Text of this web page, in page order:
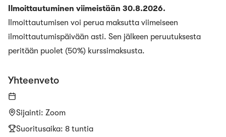
Ilmoittautuminen viimeistään 30.8.2026.
Ilmoittautumisen voi perua maksutta viimeiseen
ilmoittautumispäivään asti. Sen jälkeen peruutuksesta
peritään puolet (50%) kurssimaksusta.
Yhteenveto
Sijainti: Zoom
Suoritusaika: 8 tuntia